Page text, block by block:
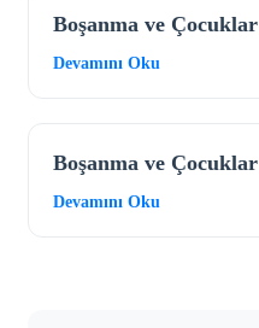
Boşanma ve Çocuklar
Devamını Oku
Boşanma ve Çocuklar
Devamını Oku